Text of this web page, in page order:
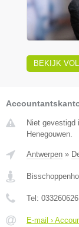
BEKIJK
Niet gevestigd
Henegouwen.
Antwerpen »
Tel: 033260626
E-mail ›